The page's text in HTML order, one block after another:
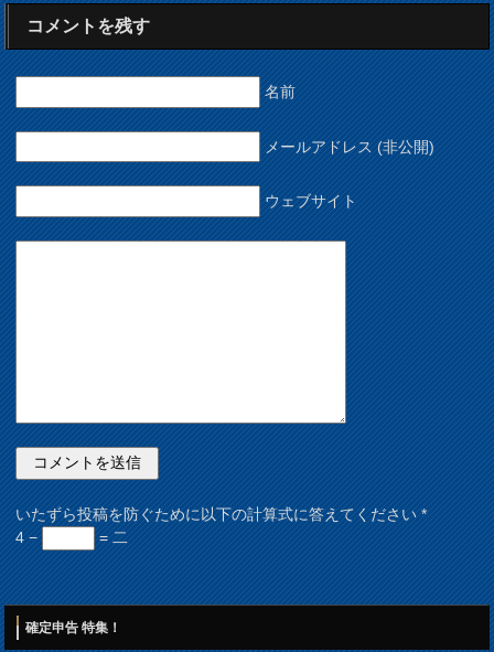
コメントを残す
名前
メールアドレス (非公開)
ウェブサイト
いたずら投稿を防ぐために以下の計算式に答えてください*
4 −
= 二
確定申告 特集！